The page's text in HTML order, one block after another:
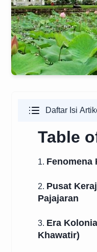
Daftar Isi
Table
1. Fenomena
2. Pusat
Pajajaran
3. Era
Khawatir)